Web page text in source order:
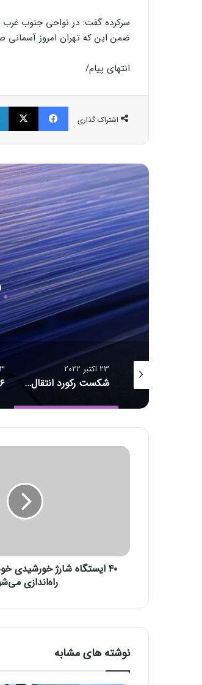
سرکرده گفت: در نواحی جنوب غرب
ضمن این که تهران امروز آسمانی صاف دارد و
انتهای پیام/
اشتراک گذاری
فیسبوک
23 اکتبر 2022
شکست رکورد انتقال داده
23
۴
ه
ژ
ش
ی
۴۰ ایستگاه شارژ خورشیدی
راه‌اندازی
نوشته های مشابه